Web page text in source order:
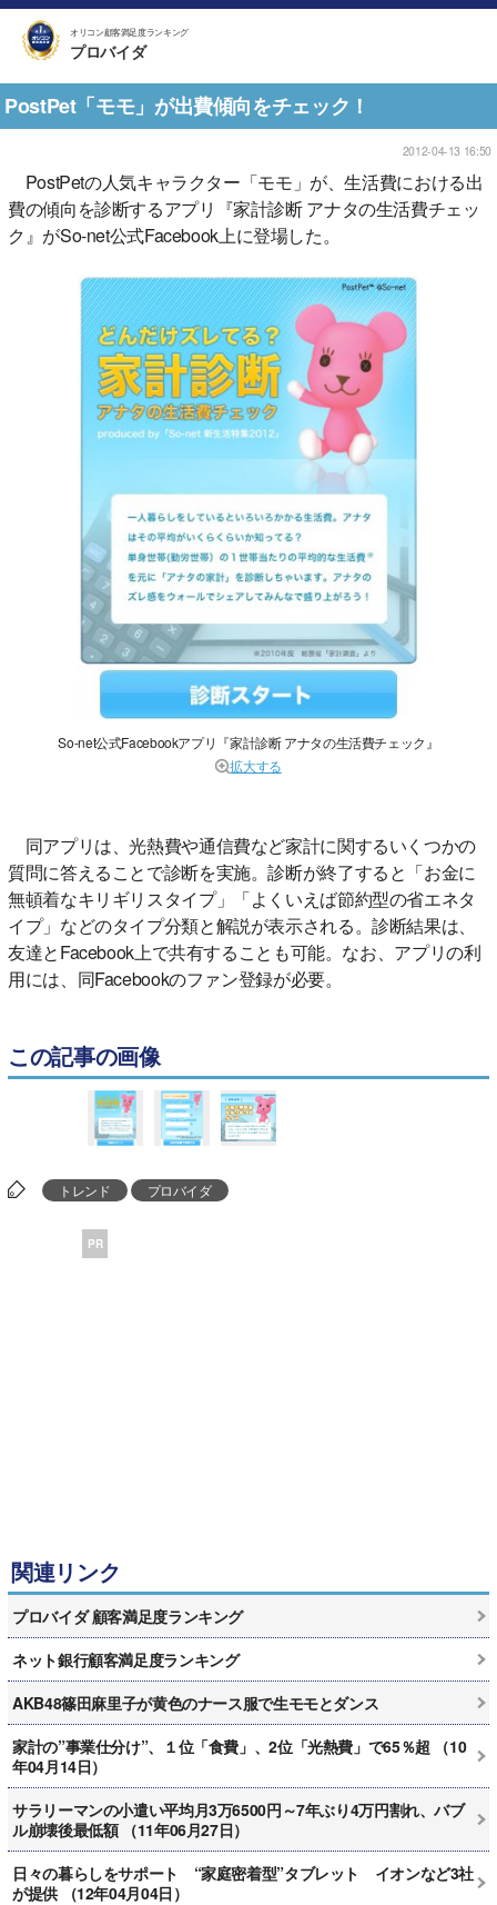
オリコン顧客満足度ランキング
プロバイダ
PostPet「モモ」が出費傾向をチェック！
2012-04-13 16:50
PostPetの人気キャラクター「モモ」が、生活費における出
費の傾向を診断するアプリ『家計診断 アナタの生活費チェッ
ク』がSo-net公式Facebook上に登場した。
So-net公式Facebookアプリ『家計診断 アナタの生活費チェック』
拡大する
同アプリは、光熱費や通信費など家計に関するいくつかの
質問に答えることで診断を実施。診断が終了すると「お金に
無頓着なキリギリスタイプ」「よくいえば節約型の省エネタ
イプ」などのタイプ分類と解説が表示される。診断結果は、
友達とFacebook上で共有することも可能。なお、アプリの利
用には、同Facebookのファン登録が必要。
この記事の画像
トレンド プロバイダ
PR
関連リンク
プロバイダ 顧客満足度ランキング
ネット銀行顧客満足度ランキング
AKB48篠田麻里子が黄色のナース服で生モモとダンス
家計の”事業仕分け”、１位「食費」、2位「光熱費」で65％超 （10
年04月14日）
サラリーマンの小遣い平均月3万6500円～7年ぶり4万円割れ、バブ
ル崩壊後最低額 （11年06月27日）
日々の暮らしをサポート “家庭密着型”タブレット イオンなど3社
が提供 （12年04月04日）